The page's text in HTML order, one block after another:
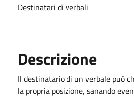
Destinatari di verbali
Descrizione
Il destinatario di un verbale può
la propria posizione, sanando